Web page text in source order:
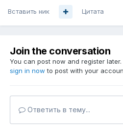
Вставить ник Цитата
Join the conversation
You can post now and register
sign in now to post with your
Ответить в тему...